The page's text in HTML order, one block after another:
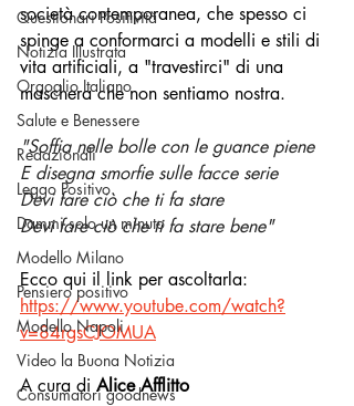
Questionari Positività
Notizia Illustrata
Orgoglio Italiano
Salute e Benessere
Redazionali
Leggo Positivo
Dammi solo un minuto
Modello Milano
Pensiero positivo
Modello Napoli
Video la Buona Notizia
Consumatori goodnews
società contemporanea, che spesso ci
spinge a conformarci a modelli e stili di
vita artificiali, a "travestirci" di una
maschera che non sentiamo nostra.
"Soffia nelle bolle con le guance piene
E disegna smorfie sulle facce serie
Devi fare ciò che ti fa stare
Devi fare ciò che ti fa stare bene"
Ecco qui il link per ascoltarla:
https://www.youtube.com/watch?
v=84rgsCJOMUA
A cura di Alice Afflitto